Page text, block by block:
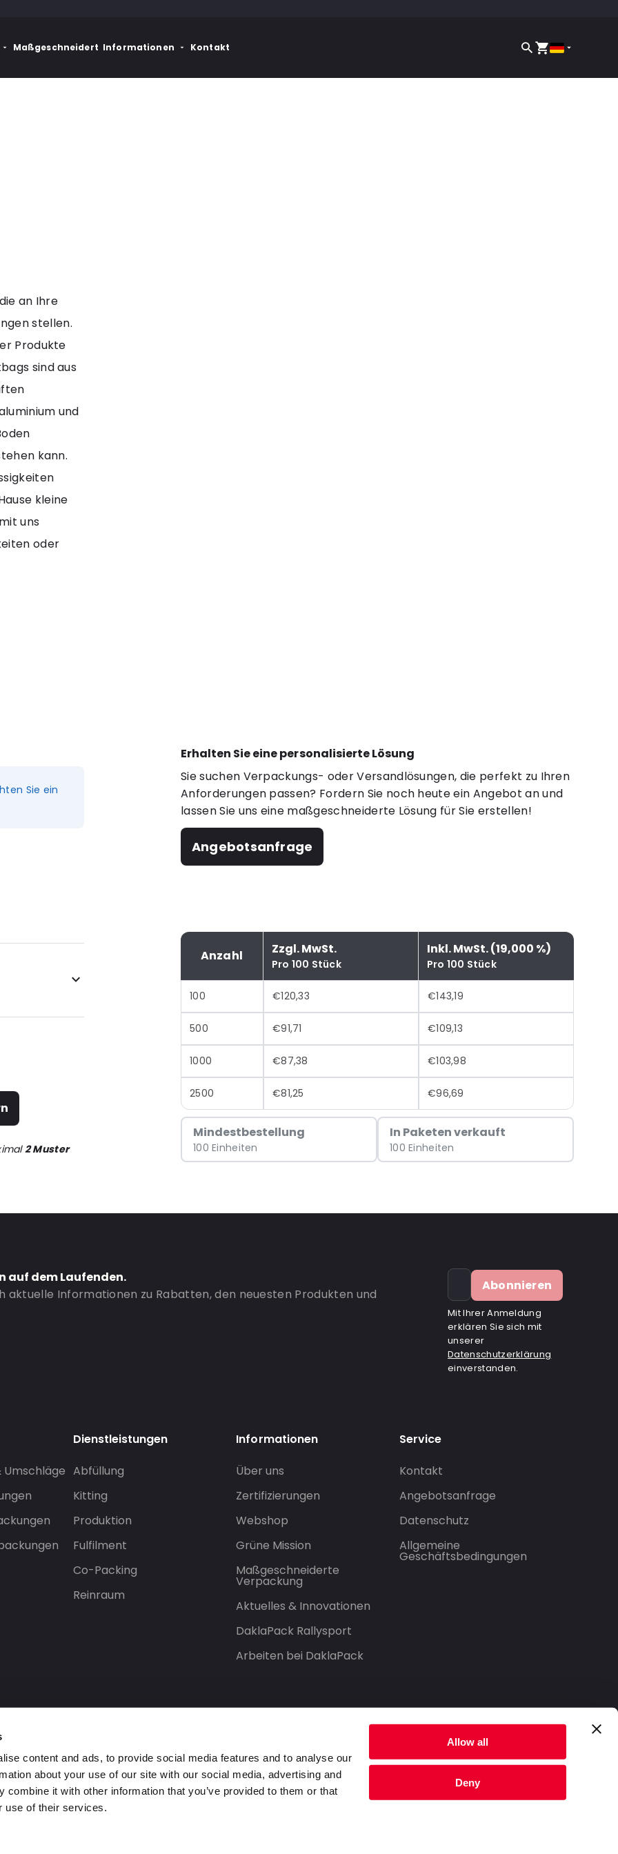
content and ads, to provide social media features and to analyse our
about your use of our site with our social media, advertising and
combine it with other information that you’ve provided to them or that
use of their services.
Allow all
Deny
Maßgeschneidert Informationen Kontakt
Erhalten Sie eine personalisierte Lösung
Sie suchen Verpackungs- oder Versandlösungen, die perfekt zu Ihren
Anforderungen passen? Fordern Sie noch heute ein Angebot an und
lassen Sie uns eine maßgeschneiderte Lösung für Sie erstellen!
Angebotsanfrage
Anzahl Zzgl. MwSt.
Pro 100 Stück
Inkl. MwSt. (19,000 %)
Pro 100 Stück
100 €120,33 €143,19
500 €91,71 €109,13
1000 €87,38 €103,98
2500 €81,25 €96,69
Mindestbestellung
100 Einheiten
In Paketen verkauft
100 Einheiten
an Ihre
stellen.
Produkte
sind aus
und
kann.
kleine
uns
oder
Sie ein
2 Muster
auf dem Laufenden.
aktuelle Informationen zu Rabatten, den neuesten Produkten und
Abonnieren
Mit Ihrer Anmeldung
erklären Sie sich mit
unserer
Datenschutzerklärung
einverstanden.
Dienstleistungen
Abfüllung
Kitting
Produktion
Fulfilment
Co-Packing
Reinraum
Informationen
Über uns
Zertifizierungen
Webshop
Grüne Mission
Maßgeschneiderte
Verpackung
Aktuelles & Innovationen
DaklaPack Rallysport
Arbeiten bei DaklaPack
Service
Kontakt
Angebotsanfrage
Datenschutz
Allgemeine
Geschäftsbedingungen